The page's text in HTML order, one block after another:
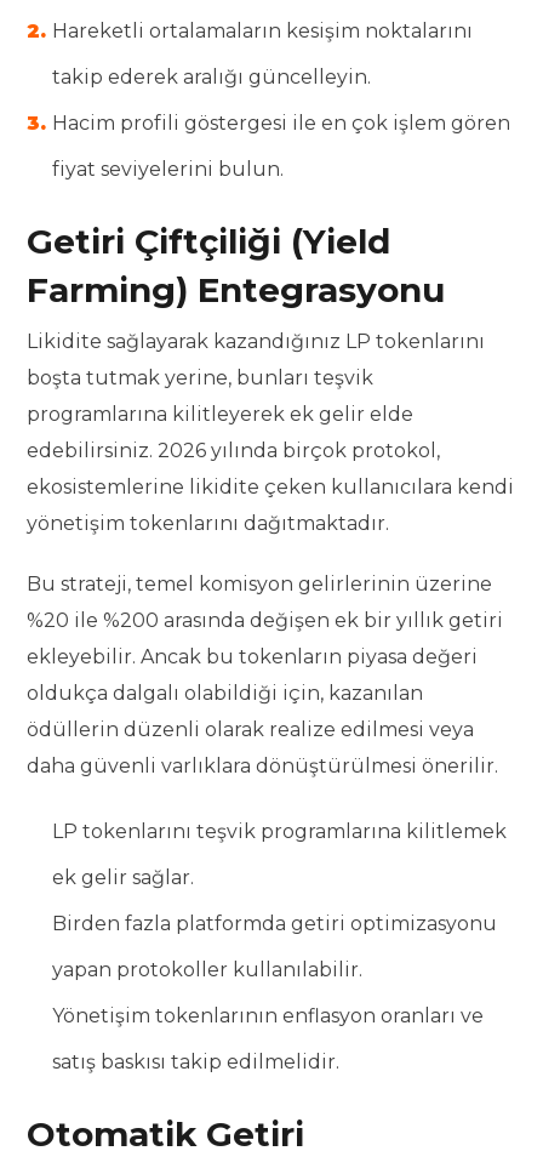
Hareketli ortalamaların kesişim noktalarını
takip ederek aralığı güncelleyin.
Hacim profili göstergesi ile en çok işlem gören
fiyat seviyelerini bulun.
Getiri Çiftçiliği (Yield
Farming) Entegrasyonu
Likidite sağlayarak kazandığınız LP tokenlarını
boşta tutmak yerine, bunları teşvik
programlarına kilitleyerek ek gelir elde
edebilirsiniz. 2026 yılında birçok protokol,
ekosistemlerine likidite çeken kullanıcılara kendi
yönetişim tokenlarını dağıtmaktadır.
Bu strateji, temel komisyon gelirlerinin üzerine
%20 ile %200 arasında değişen ek bir yıllık getiri
ekleyebilir. Ancak bu tokenların piyasa değeri
oldukça dalgalı olabildiği için, kazanılan
ödüllerin düzenli olarak realize edilmesi veya
daha güvenli varlıklara dönüştürülmesi önerilir.
LP tokenlarını teşvik programlarına kilitlemek
ek gelir sağlar.
Birden fazla platformda getiri optimizasyonu
yapan protokoller kullanılabilir.
Yönetişim tokenlarının enflasyon oranları ve
satış baskısı takip edilmelidir.
Otomatik Getiri